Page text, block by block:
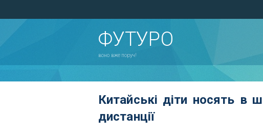
ФУТУРО
воно вже поруч!
Китайські діти носять в
дистанції